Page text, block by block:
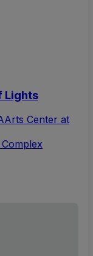
Lights
Arts Center at